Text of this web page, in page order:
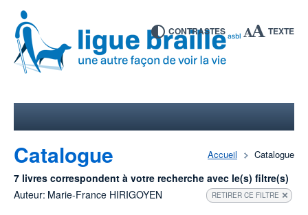
CONTRASTES TEXTE
Accueil Catalogue
Catalogue
7 livres correspondent à votre recherche avec le(s) filtre(s)
Auteur: Marie-France HIRIGOYEN RETIRER CE FILTRE